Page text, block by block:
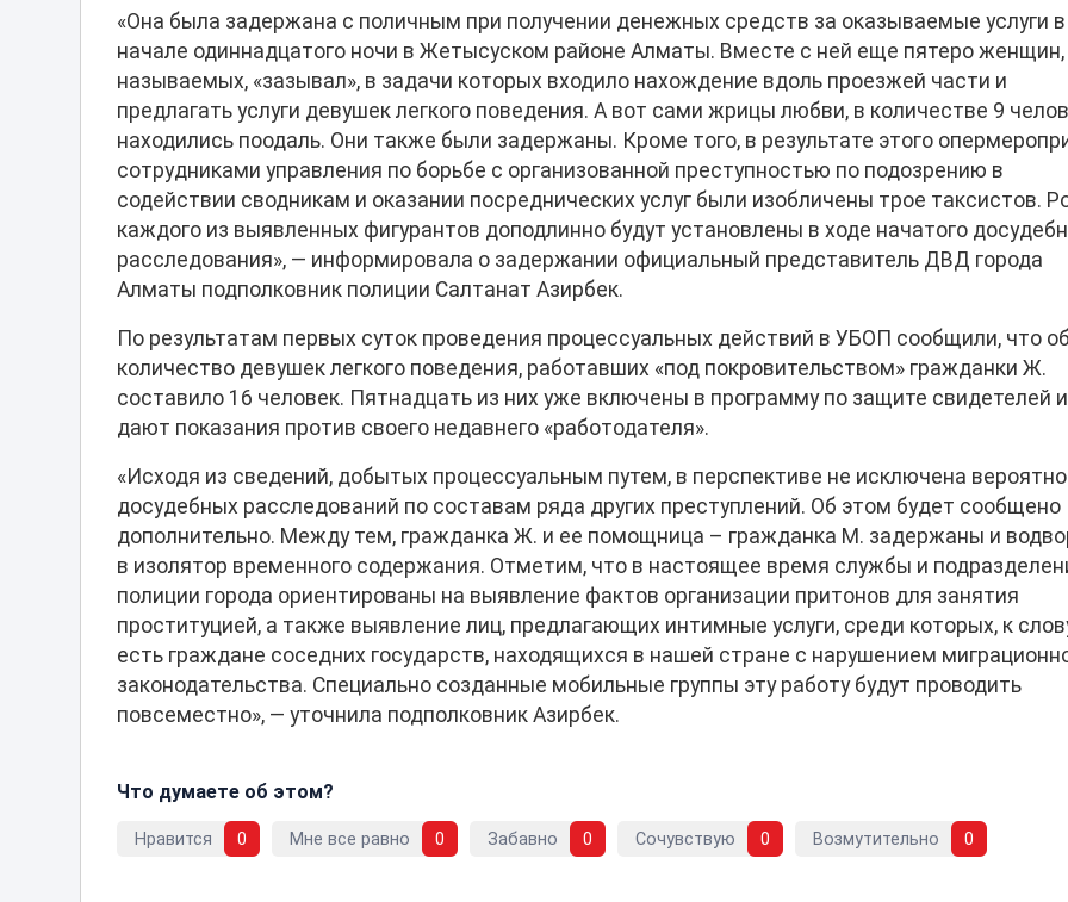
«Она была задержана с поличным при получении денежных средств за оказываемые услуги в
начале одиннадцатого ночи в Жетысуском районе Алматы. Вместе с ней еще пятеро женщин,
называемых, «зазывал», в задачи которых входило нахождение вдоль проезжей части и
предлагать услуги девушек легкого поведения. А вот сами жрицы любви, в количестве 9
находились поодаль. Они также были задержаны. Кроме того, в результате этого
сотрудниками управления по борьбе с организованной преступностью по подозрению в
содействии сводникам и оказании посреднических услуг были изобличены трое таксистов.
каждого из выявленных фигурантов доподлинно будут установлены в ходе начатого
расследования», — информировала о задержании официальный представитель ДВД города
Алматы подполковник полиции Салтанат Азирбек.
По результатам первых суток проведения процессуальных действий в УБОП сообщили, что
количество девушек легкого поведения, работавших «под покровительством» гражданки Ж.
составило 16 человек. Пятнадцать из них уже включены в программу по защите свидетелей и
дают показания против своего недавнего «работодателя».
«Исходя из сведений, добытых процессуальным путем, в перспективе не исключена
досудебных расследований по составам ряда других преступлений. Об этом будет сообщено
дополнительно. Между тем, гражданка Ж. и ее помощница – гражданка М. задержаны и
в изолятор временного содержания. Отметим, что в настоящее время службы и
полиции города ориентированы на выявление фактов организации притонов для занятия
проституцией, а также выявление лиц, предлагающих интимные услуги, среди которых, к
есть граждане соседних государств, находящихся в нашей стране с нарушением
законодательства. Специально созданные мобильные группы эту работу будут проводить
повсеместно», — уточнила подполковник Азирбек.
Что думаете об этом?
Нравится 0 Мне все равно 0 Забавно 0 Сочувствую 0 Возмутительно 0